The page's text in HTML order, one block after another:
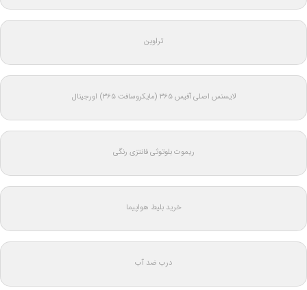
تراوین
لایسنس اصلی آفیس ۳۶۵ (مایکروسافت ۳۶۵) اورجینال
ریموت بلوتوثی فانتزی رنگی
خرید بلیط هواپیما
درب ضد آب